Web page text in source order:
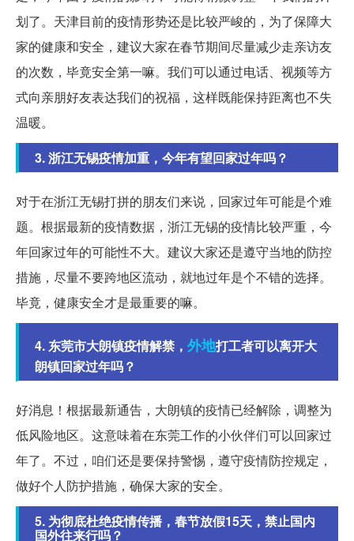
划了。天津目前的疫情形势还是比较严峻的，为了保障大
家的健康和安全，建议大家在春节期间尽量减少走亲访友
的次数，毕竟安全第一嘛。我们可以通过电话、视频等方
式向亲朋好友表达我们的祝福，这样既能保持距离也不失
温暖。
3. 浙江无锡疫情加重，今年有望回家过年吗？
对于在浙江无锡打拼的朋友们来说，回家过年可能是个难
题。根据最新的疫情数据，浙江无锡的疫情比较严重，今
年回家过年的可能性不大。建议大家还是遵守当地的防控
措施，尽量不要跨地区流动，就地过年是个不错的选择。
毕竟，健康安全才是最重要的嘛。
4. 东莞市大朗镇疫情解禁， 外地打工者可以离开大
朗镇回家过年吗？
好消息！根据最新通告，大朗镇的疫情已经解除，调整为
低风险地区。这意味着在东莞工作的小伙伴们可以回家过
年了。不过，咱们还是要保持警惕，遵守疫情防控规定，
做好个人防护措施，确保大家的安全。
5. 为彻底杜绝疫情传播，春节放假15天，禁止国内
国外往来行吗？